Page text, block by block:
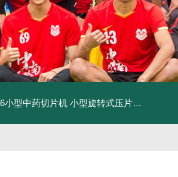
小型中药切片机 小型旋转式压片机 THP-4